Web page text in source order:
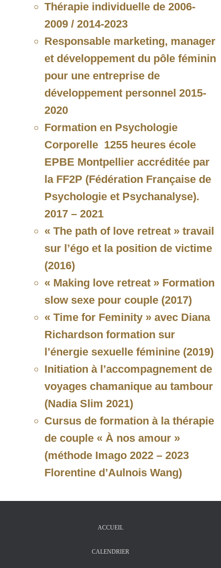
Thérapie individuelle de 2006-
2009 / 2014-2023
Responsable marketing, manager
et développement du pôle féminin
pour une entreprise de
développement personnel 2015-
2020
Formation en Psychologie
Corporelle 1255 heures école
EPBE Montpellier accréditée par
la FF2P (Fédération Française de
Psychologie et Psychanalyse).
2017 – 2021
« The path of love retreat » travail
sur l’égo et la position de victime
(2016)
« Making love retreat » Formation
slow sexe pour couple (2017)
« Time for Feminity » avec Diana
Richardson formation sur
l’énergie sexuelle féminine (2019)
Initiation à l’accompagnement de
voyages chamanique au tambour
(Nadia Slim 2021)
Cursus de formation à la thérapie
de couple « À nos amour »
(méthode Imago 2022 – 2023
Florentine d’Aulnois Wang)
ACCUEIL
CALENDRIER